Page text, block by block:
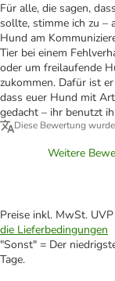
Für alle, die sagen,
sollte, stimme ich zu –
Hund am
Tier bei einem
oder um freilaufende
zukommen. Dafür ist
dass euer Hund mit
gedacht – ihr benutzt
Diese Bewertung
Weitere
Preise inkl. MwSt.
die Lieferbedingungen
"Sonst" = Der
Tage.